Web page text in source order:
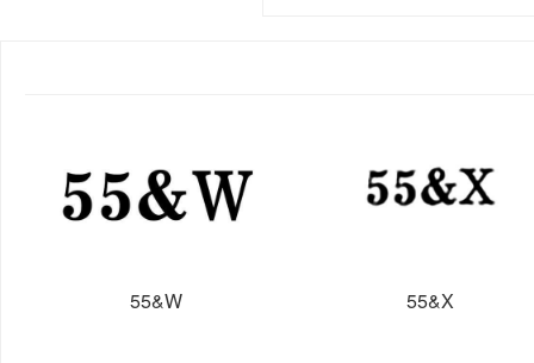
55&W 55&X